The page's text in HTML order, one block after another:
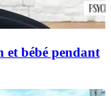
et bébé pendant